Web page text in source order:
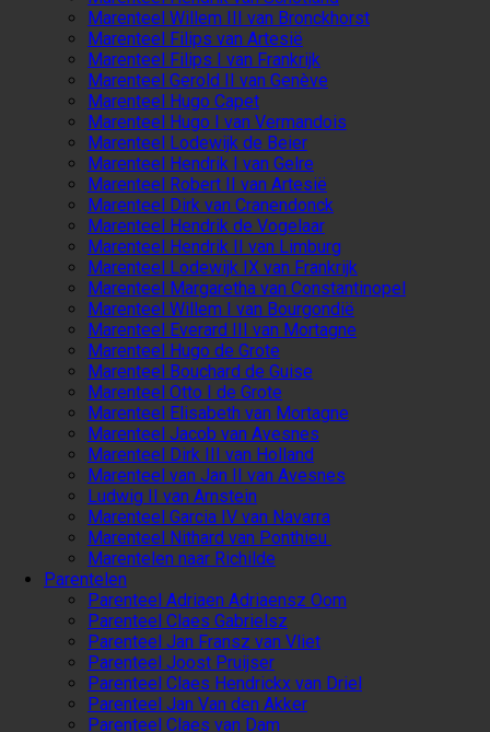
Marenteel Willem III van Bronckhorst
Marenteel Filips van Artesië
Marenteel Filips I van Frankrijk
Marenteel Gerold II van Genève
Marenteel Hugo Capet
Marenteel Hugo I van Vermandois
Marenteel Lodewijk de Beier
Marenteel Hendrik I van Gelre
Marenteel Robert II van Artesië
Marenteel Dirk van Cranendonck
Marenteel Hendrik de Vogelaar
Marenteel Hendrik II van Limburg
Marenteel Lodewijk IX van Frankrijk
Marenteel Margaretha van Constantinopel
Marenteel Willem I van Bourgondië
Marenteel Everard III van Mortagne
Marenteel Hugo de Grote
Marenteel Bouchard de Guise
Marenteel Otto I de Grote
Marenteel Elisabeth van Mortagne
Marenteel Jacob van Avesnes
Marenteel Dirk III van Holland
Marenteel van Jan II van Avesnes
Ludwig II van Arnstein
Marenteel Garcia IV van Navarra
Marenteel Nithard van Ponthieu
Marentelen naar Richilde
Parentelen
Parenteel Adriaen Adriaensz Oom
Parenteel Claes Gabrielsz
Parenteel Jan Fransz van Vliet
Parenteel Joost Pruijser
Parenteel Claes Hendrickx van Driel
Parenteel Jan Van den Akker
Parenteel Claes van Dam